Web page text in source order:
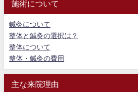
施術について
鍼灸について
整体と鍼灸の選択は？
整体について
整体・鍼灸の費用
主な来院理由